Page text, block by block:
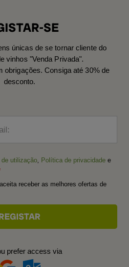
SE
únicas de se tornar cliente do
vinhos "Venda Privada".
obrigações. Consiga até 30% de
desconto.
de utilização Política de privacidade e
receber as melhores ofertas de
prefer access via